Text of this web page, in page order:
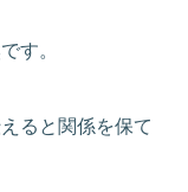
す。
ると関係を保て